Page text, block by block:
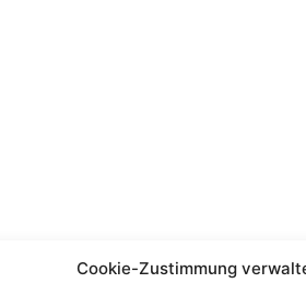
Cookie-Zustimmung